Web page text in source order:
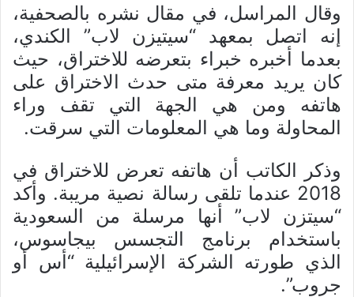
وقال المراسل، في مقال نشره بالصحفية،
إنه اتصل بمعهد “سيتيزن لاب” الكندي،
بعدما أخبره خبراء بتعرضه للاختراق، حيث
كان يريد معرفة متى حدث الاختراق على
هاتفه ومن هي الجهة التي تقف وراء
المحاولة وما هي المعلومات التي سرقت.
وذكر الكاتب أن هاتفه تعرض للاختراق في
2018 عندما تلقى رسالة نصية مريبة. وأكد
“سيتزن لاب” أنها مرسلة من السعودية
باستخدام برنامج التجسس بيجاسوس،
الذي طورته الشركة الإسرائيلية “أس أو
جروب”.